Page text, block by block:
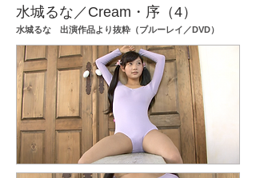
水城るな／Cream・序（4）
水城るな 出演作品より抜粋 （ブルーレイ／DVD）